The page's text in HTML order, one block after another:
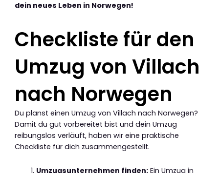
dein neues Leben in Norwegen!
Checkliste für den
Umzug von Villach
nach Norwegen
Du planst einen Umzug von Villach nach Norwegen?
Damit du gut vorbereitet bist und dein Umzug
reibungslos verläuft, haben wir eine praktische
Checkliste für dich zusammengestellt.
Umzugsunternehmen finden:Ein Umzug in